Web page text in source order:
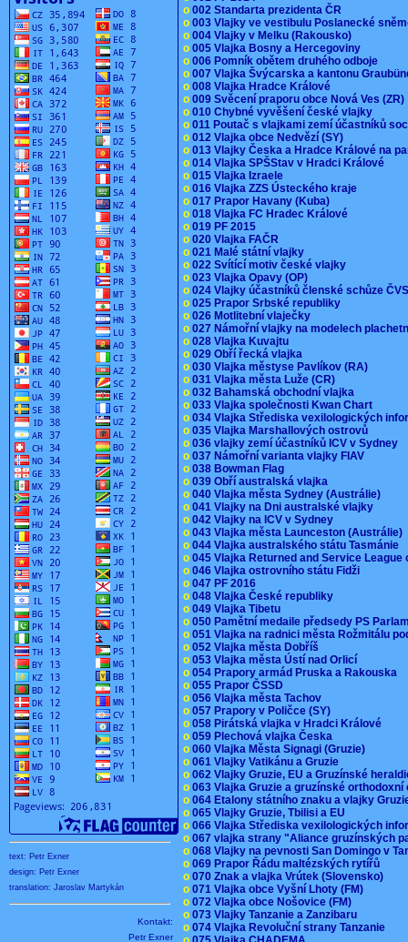
text: Petr Exner
design: Petr Exner
translation: Jaroslav Martykán
Kontakt:
Petr Exner
o 002 Standarta prezidenta ČR
o 003 Vlajky ve vestibulu Poslanecké
o 004 Vlajky v Melku (Rakousko)
o 005 Vlajka Bosny a Hercegoviny
o 006 Pomník obětem druhého odboje
o 007 Vlajka Švýcarska a kantonu
o 008 Vlajka Hradce Králové
o 009 Svěcení praporu obce Nová Ves
o 010 Chybné vyvěšení české vlajky
o 011 Poutač s vlajkami zemí účastníků
o 012 Vlajka obce Nedvězí (SY)
o 013 Vlajky Česka a Hradce Králové na
o 014 Vlajka SPŠStav v Hradci Králové
o 015 Vlajka Izraele
o 016 Vlajka ZZS Ústeckého kraje
o 017 Prapor Havany (Kuba)
o 018 Vlajka FC Hradec Králové
o 019 PF 2015
o 020 Vlajka FAČR
o 021 Malé státní vlajky
o 022 Svítící motiv české vlajky
o 023 Vlajka Opavy (OP)
o 024 Vlajky účastníků členské schůze
o 025 Prapor Srbské republiky
o 026 Motlitební vlaječky
o 027 Námořní vlajky na modelech
o 028 Vlajka Kuvajtu
o 029 Obří řecká vlajka
o 030 Vlajka městyse Pavlíkov (RA)
o 031 Vlajka města Luže (CR)
o 032 Bahamská obchodní vlajka
o 033 Vlajka společnosti Kwan Chart
o 034 Vlajka Střediska vexilologických
o 035 Vlajka Marshallových ostrovů
o 036 vlajky zemí účastníků ICV v Sydney
o 037 Námořní varianta vlajky FIAV
o 038 Bowman Flag
o 039 Obří australská vlajka
o 040 Vlajka města Sydney (Austrálie)
o 041 Vlajky na Dni australské vlajky
o 042 Vlajky na ICV v Sydney
o 043 Vlajka města Launceston (Austrálie)
o 044 Vlajka australského státu Tasmánie
o 045 Vlajka Returned and Service
o 046 Vlajka ostrovního státu Fidži
o 047 PF 2016
o 048 Vlajka České republiky
o 049 Vlajka Tibetu
o 050 Pamětní medaile předsedy PS
o 051 Vlajka na radnici města Rožmitálu
o 052 Vlajka města Dobříš
o 053 Vlajka města Ústí nad Orlicí
o 054 Prapory armád Pruska a Rakouska
o 055 Prapor ČSSD
o 056 Vlajka města Tachov
o 057 Prapory v Poličce (SY)
o 058 Pirátská vlajka v Hradci Králové
o 059 Plechová vlajka Česka
o 060 Vlajka Města Signagi (Gruzie)
o 061 Vlajky Vatikánu a Gruzie
o 062 Vlajky Gruzie, EU a Gruzínské
o 063 Vlajka Gruzie a gruzínské
o 064 Etalony státního znaku a vlajky
o 065 Vlajky Gruzie, Tbilisi a EU
o 066 Vlajka Střediska vexilologických
o 067 vlajka strany "Aliance gruzínských
o 068 Vlajky na pevnosti San Domingo v
o 069 Prapor Řádu maltézských rytířů
o 070 Znak a vlajka Vrútek (Slovensko)
o 071 Vlajka obce Vyšní Lhoty (FM)
o 072 Vlajka obce Nošovice (FM)
o 073 Vlajky Tanzanie a Zanzibaru
o 074 Vlajka Revoluční strany Tanzanie